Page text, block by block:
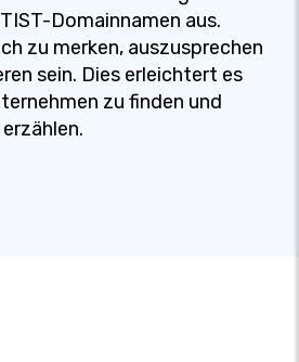
Domainnamen aus.
zu merken, auszusprechen
sein. Dies erleichtert es
zu finden und